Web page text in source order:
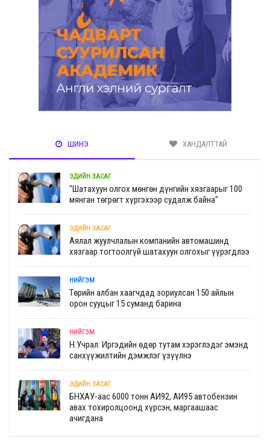
ШИНЭ ХАНДАЛТТАЙ
ЭДИЙН ЗАСАГ
"Шатахуун олгох мөнгөн дүнгийн хязгаарыг 100
мянган төгрөгт хүргэхээр судалж байна"
ЭДИЙН ЗАСАГ
Аялал жуулчлалын компанийн автомашинд
хязгаар тогтоолгүй шатахуун олгохыг үүрэгдлээ
НИЙГЭМ
Төрийн албан хаагчдад зориулсан 150 айлын
орон сууцыг 15 суманд барина
НИЙГЭМ
Н.Учрал: Иргэдийн өдөр тутам хэрэглэдэг эмэнд
санхүүжилтийн дэмжлэг үзүүлнэ
ЭДИЙН ЗАСАГ
БНХАУ-аас 6000 тонн АИ92, АИ95 автобензин
авах тохиролцоонд хүрсэн, маргаашаас
ачигдана